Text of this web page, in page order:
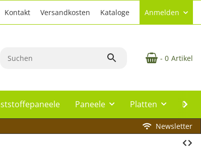
Kontakt Versandkosten Kataloge Anmelden
- 0 Artikel
Paneele Platten
Newsletter